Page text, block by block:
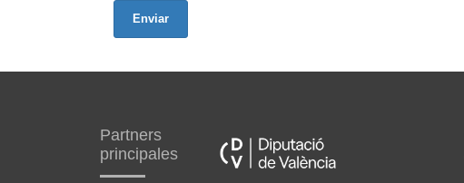
Enviar
Partners
principales